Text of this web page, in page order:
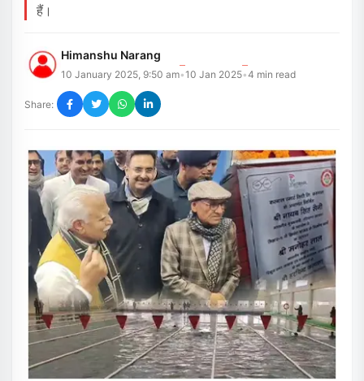
हैं।
Himanshu Narang
10 January 2025, 9:50 am•10 Jan 2025•4 min read
Share: